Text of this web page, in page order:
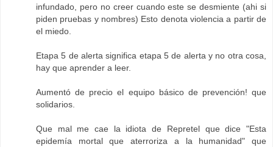
infundado, pero no creer cuando este se desmiente (ahi si
piden pruebas y nombres) Esto denota violencia a partir de
el miedo.
Etapa 5 de alerta significa etapa 5 de alerta y no otra cosa,
hay que aprender a leer.
Aumentó de precio el equipo básico de prevención! que
solidarios.
Que mal me cae la idiota de Repretel que dice "Esta
epidemía mortal que aterroriza a la humanidad" que